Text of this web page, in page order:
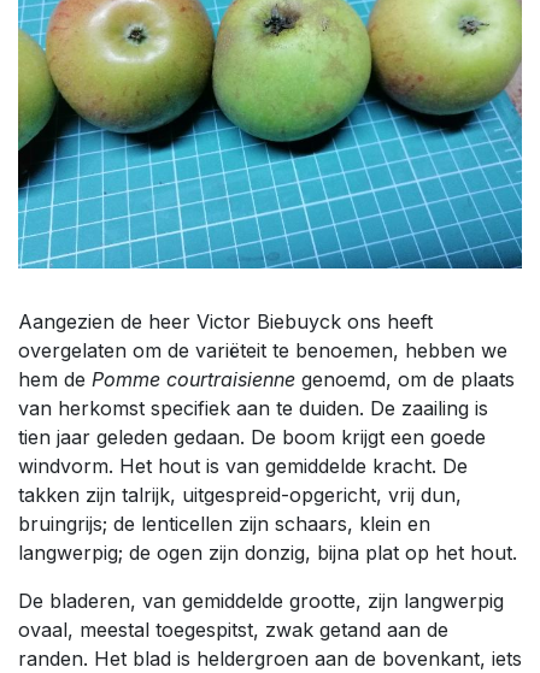
Aangezien de heer Victor Biebuyck ons heeft
overgelaten om de variëteit te benoemen, hebben we
hem de Pomme courtraisienne genoemd, om de plaats
van herkomst specifiek aan te duiden. De zaailing is
tien jaar geleden gedaan. De boom krijgt een goede
windvorm. Het hout is van gemiddelde kracht. De
takken zijn talrijk, uitgespreid-opgericht, vrij dun,
bruingrijs; de lenticellen zijn schaars, klein en
langwerpig; de ogen zijn donzig, bijna plat op het hout.
De bladeren, van gemiddelde grootte, zijn langwerpig
ovaal, meestal toegespitst, zwak getand aan de
randen. Het blad is heldergroen aan de bovenkant, iets